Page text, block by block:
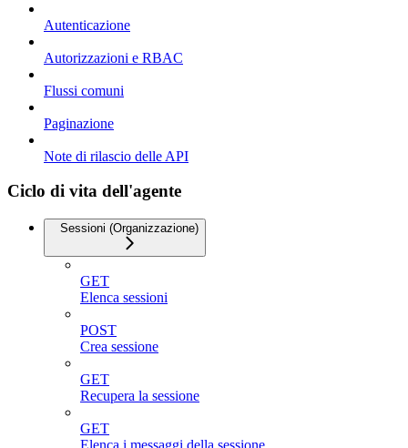
Autenticazione
Autorizzazioni e RBAC
Flussi comuni
Paginazione
Note di rilascio delle API
Ciclo di vita dell'agente
Sessioni (Organizzazione)
GET
Elenca sessioni
POST
Crea sessione
GET
Recupera la sessione
GET